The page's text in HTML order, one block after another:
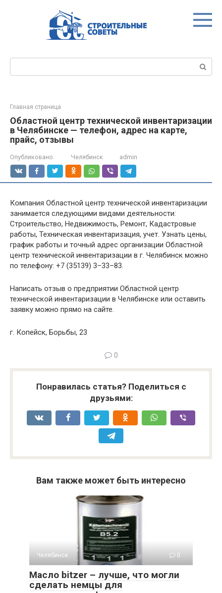
Главная страница
Областной центр технической инвентаризации
в Челябинске — телефон, адрес на карте,
прайс, отзывы
Опубликовано: Челябинск admin
Компания Областной центр технической инвентаризации
занимается следующими видами деятельности:
Строительство, Недвижимость, Ремонт, Кадастровые
работы, Техническая инвентаризация, учет. Узнать цены,
график работы и точный адрес организации Областной
центр технической инвентаризации в г. Челябинск можно
по телефону: +7 (35139) 3–33–83.
Написать отзыв о предприятии Областной центр
технической инвентаризации в Челябинске или оставить
заявку можно прямо на сайте.
г. Копейск, Борьбы, 23
0
Понравилась статья? Поделиться с
друзьями:
Вам также может быть интересно
Челябинск 0
Масло bitzer – лучше, что могли
сделать немцы для